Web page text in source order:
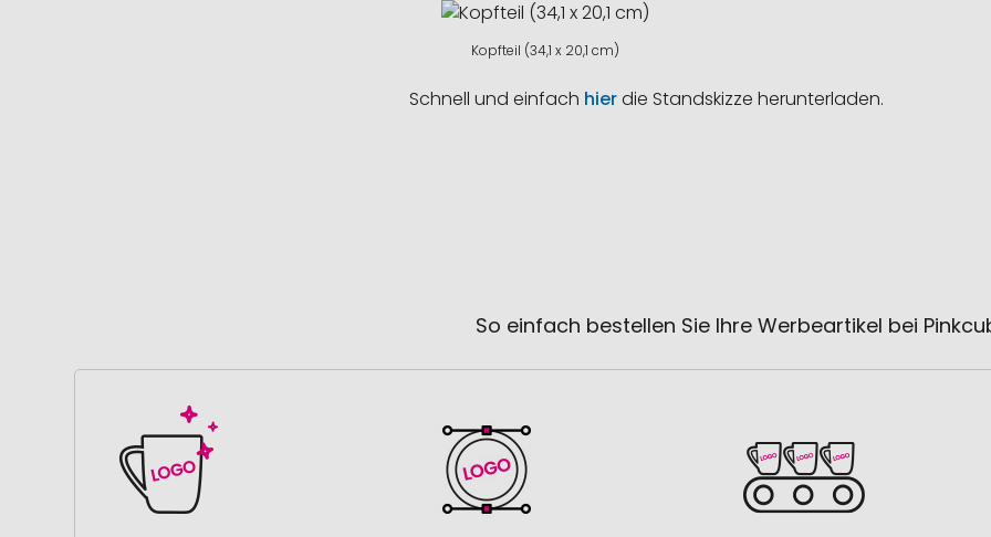
Kopfteil (34,1 x 20,1 cm)
Schnell und einfach hierdie Standskizze herunterladen.
So einfach bestellen Sie Ihre Werbeartikel bei